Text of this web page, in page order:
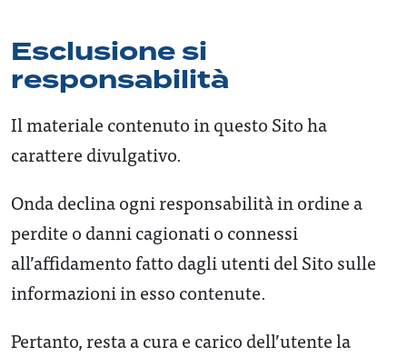
Esclusione si
responsabilità
Il materiale contenuto in questo Sito ha
carattere divulgativo.
Onda declina ogni responsabilità in ordine a
perdite o danni cagionati o connessi
all’affidamento fatto dagli utenti del Sito sulle
informazioni in esso contenute.
Pertanto, resta a cura e carico dell’utente la